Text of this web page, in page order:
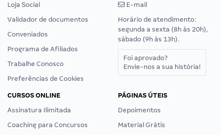
Loja Social
Validador de documentos
Conveniados
Programa de Afiliados
Trabalhe Conosco
Preferências de Cookies
E-mail
Horário de atendimento:
segunda a sexta (8h às 20h),
sábado (9h às 13h).
Foi aprovado?
Envie-nos a sua história!
CURSOS ONLINE
Assinatura Ilimitada
Coaching para Concursos
PÁGINAS ÚTEIS
Depoimentos
Material Grátis